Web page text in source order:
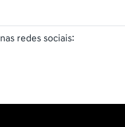
redes sociais: